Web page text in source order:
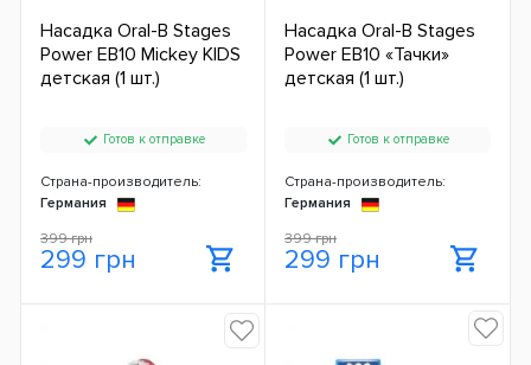
Насадка Oral-B Stages
Power EB10 Mickey KIDS
детская (1 шт.)
Готов к отправке
Страна-производитель:
Германия
399 грн
299 грн
Насадка Oral-B Stages
Power EB10 «Тачки»
детская (1 шт.)
Готов к отправке
Страна-производитель:
Германия
399 грн
299 грн